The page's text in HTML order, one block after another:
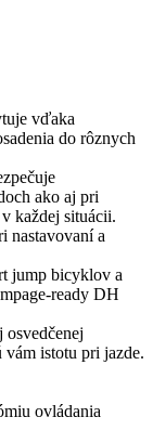
vďaka
do rôznych
ako aj pri
každej situácii.
nastavovaní a
jump bicyklov a
ready DH
osvedčenej
istotu pri jazde.
ovládania